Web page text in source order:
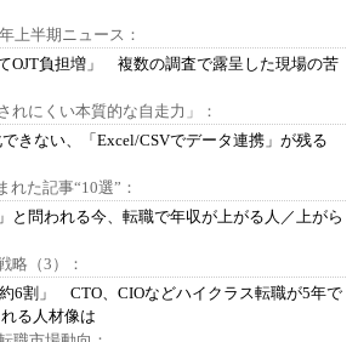
上半期ニュース：
OJT負担増」 複数の調査で露呈した現場の苦
れにくい本質的な自走力」：
できない、「Excel/CSVでデータ連携」が残る
た記事“10選”：
と問われる今、転職で年収が上がる人／上がら
略（3）：
約6割」 CTO、CIOなどハイクラス転職が5年で
る人材像は